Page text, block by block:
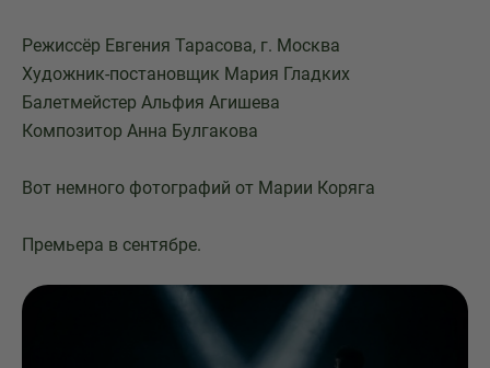
Режиссёр Евгения Тарасова, г. Москва
Художник-постановщик Мария Гладких
Балетмейстер Альфия Агишева
Композитор Анна Булгакова
Вот немного фотографий от Марии Коряга
Премьера в сентябре.